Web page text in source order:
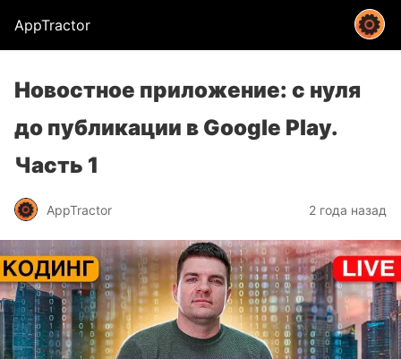
AppTractor
Новостное приложение: с нуля
до публикации в Google Play.
Часть 1
AppTractor 2 года назад